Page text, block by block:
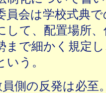
員会は学校式典
して、配置場所
まで細かく規定
いう。
員側の反発は必至